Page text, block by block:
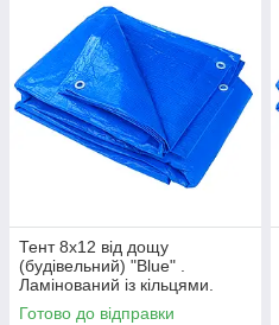
Тент 8х12 від дощу
(будівельний) "Blue" .
Ламінований із кільцями.
Полог.
Готово до відправки